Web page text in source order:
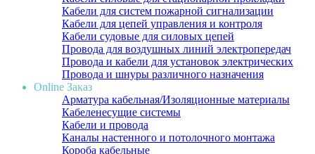
Кабели для систем пожарной сигнализации
Кабели для цепей управления и контроля
Кабели судовые для силовых цепей
Провода для воздушных линий электропередач
Провода и кабели для установок электрических
Провода и шнуры различного назначения
Online Заказ
Арматура кабельная/Изоляционные материалы
Кабеленесущие системы
Кабели и провода
Каналы настенного и потолочного монтажа
Короба кабельные